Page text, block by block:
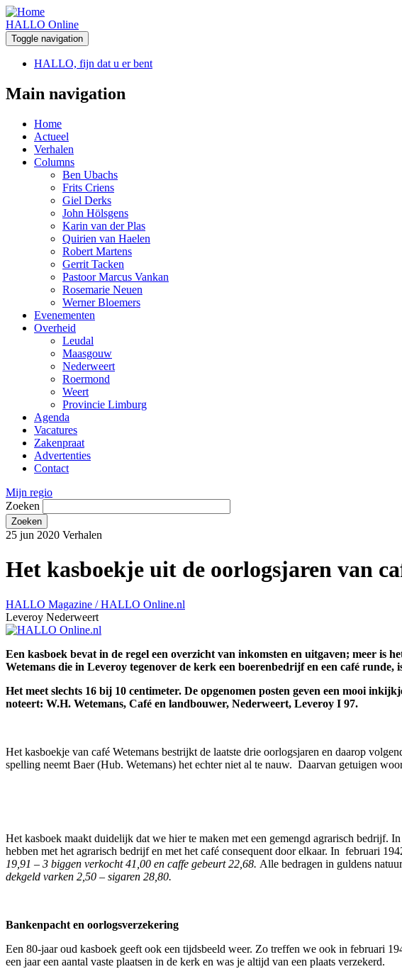
HALLO Online
Toggle navigation
HALLO, fijn dat u er bent
Main navigation
Home
Actueel
Verhalen
Columns
Ben Ubachs
Frits Criens
Giel Derks
John Hölsgens
Karin van der Plas
Quirien van Haelen
Robert Martens
Gerrit Tacken
Pastoor Marcus Vankan
Rosemarie Neuen
Werner Bloemers
Evenementen
Overheid
Leudal
Maasgouw
Nederweert
Roermond
Weert
Provincie Limburg
Agenda
Vacatures
Zakenpraat
Advertenties
Contact
Mijn regio
Zoeken
25 jun 2020 Verhalen
Het kasboekje uit de oorlogsjaren van
HALLO Magazine / HALLO Online.nl
Leveroy Nederweert
Een kasboek bevat in de regel een overzicht van inkomsten en uitgaven; meer is
Wetemans die in Leveroy tegenover de kerk een boerenbedrijf en een café
Het meet slechts 16 bij 10 centimeter. De opgenomen posten geven een mooi
noteert: W.H. Wetemans, Café en landbouwer, Nederweert, Leveroy I 97.
Het kasboekje van café Wetemans bestrijkt de laatste drie oorlogsjaren en daarop
spelling neemt Baer (Hub. Wetemans) het echter niet al te nauw. Daarvan getuigen
Het kasboek maakt duidelijk dat we hier te maken met een gemengd agrarisch bedrijf.
hebben met het agrarisch bedrijf en met het café consequent door elkaar. In februari
19,91 – 3 biggen verkocht 41,00 en caffe gebeurt 22,68. Alle bedragen in guldens
dekgeld varken 2,50 – sigaren 28,80.
Bankenpacht en oorlogsverzekering
Een 80-jaar oud kasboek geeft ook een tijdsbeeld weer. Zo treffen we ook in februari
een jaar een aantal vaste plaatsen in de kerk en was je altijd van een plaats verzekerd.